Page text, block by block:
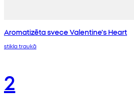
Aromatizēta svece Valentine's Heart
stikla traukā
2